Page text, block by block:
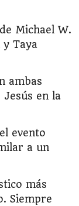
Michael W.
y Taya
ambas
Jesús en la
evento
a un
más
Siempre